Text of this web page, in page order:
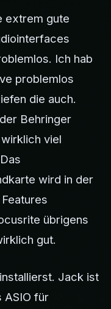
extrem gute
Ich hab
problemlos
die auch.
Behringer
viel
wird in der
übrigens
gut.
Jack ist
ASIO für